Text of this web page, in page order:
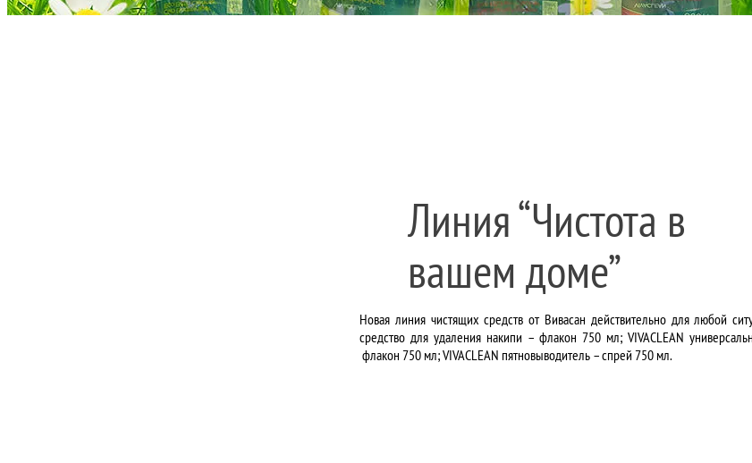
Линия “Чистота в
вашем доме”
Новая линия чистящих средств от Вивасан действительно для любой
средство для удаления накипи – флакон 750 мл; VIVACLEAN
флакон 750 мл; VIVACLEAN пятновыводитель – спрей 750 мл.